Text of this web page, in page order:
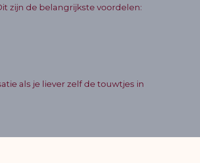
zijn de belangrijkste voordelen:
als je liever zelf de touwtjes in